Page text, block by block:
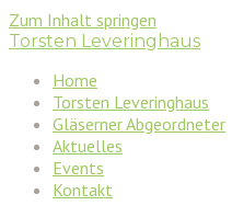
Zum Inhalt springen
Torsten Leveringhaus
Home
Torsten Leveringhaus
Gläserner Abgeordneter
Aktuelles
Events
Kontakt